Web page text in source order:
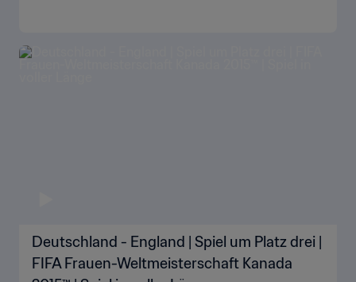
Deutschland - England | Spiel um Platz drei |
FIFA Frauen-Weltmeisterschaft Kanada